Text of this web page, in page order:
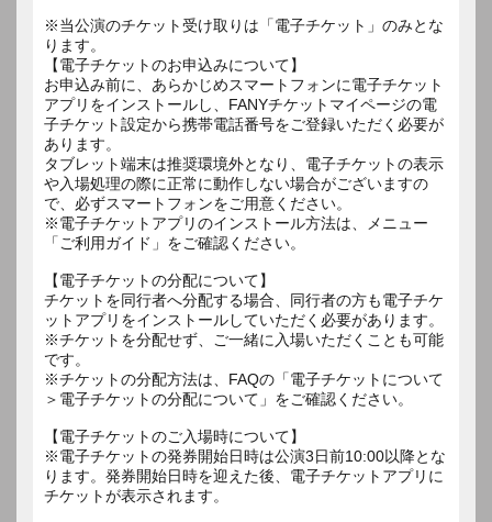
※当公演のチケット受け取りは「電子チケット」のみとな
ります。
【電子チケットのお申込みについて】
お申込み前に、あらかじめスマートフォンに電子チケット
アプリをインストールし、FANYチケットマイページの電
子チケット設定から携帯電話番号をご登録いただく必要が
あります。
タブレット端末は推奨環境外となり、電子チケットの表示
や入場処理の際に正常に動作しない場合がございますの
で、必ずスマートフォンをご用意ください。
※電子チケットアプリのインストール方法は、メニュー
「ご利用ガイド」をご確認ください。
【電子チケットの分配について】
チケットを同行者へ分配する場合、同行者の方も電子チケ
ットアプリをインストールしていただく必要があります。
※チケットを分配せず、ご一緒に入場いただくことも可能
です。
※チケットの分配方法は、FAQの「電子チケットについて
＞電子チケットの分配について」をご確認ください。
【電子チケットのご入場時について】
※電子チケットの発券開始日時は公演3日前10:00以降とな
ります。発券開始日時を迎えた後、電子チケットアプリに
チケットが表示されます。